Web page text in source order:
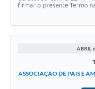
firmar o presente Termo
ABRIL
ASSOCIAÇÃO DE PAIS E